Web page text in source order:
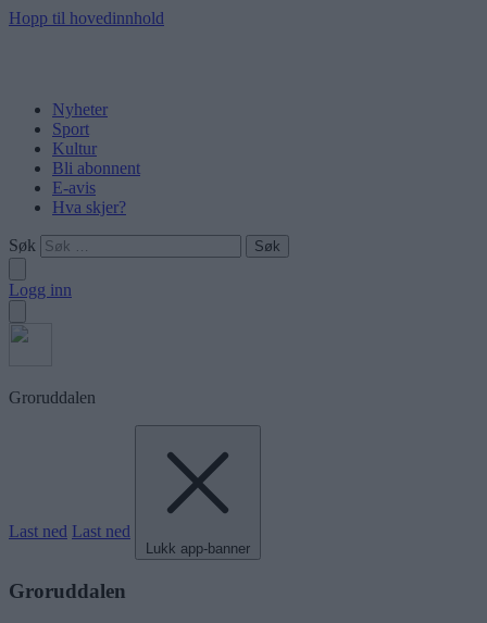
Hopp til hovedinnhold
Nyheter
Sport
Kultur
Bli abonnent
E-avis
Hva skjer?
Søk
Logg inn
Groruddalen
Last ned Last ned
Lukk app-banner
Groruddalen